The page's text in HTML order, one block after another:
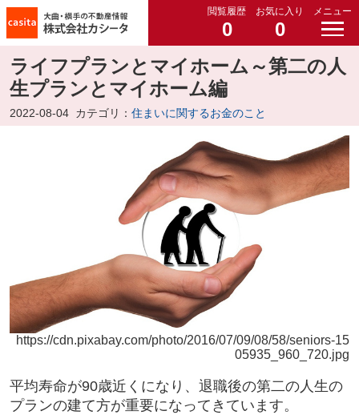
閲覧履歴
0
お気に入り
0
メニュー
ライフプランとマイホーム～第二の人
生プランとマイホーム編
2022-08-04 カテゴリ： 住まいに関するお金のこと
https://cdn.pixabay.com/photo/2016/07/09/08/58/seniors-15
05935_960_720.jpg
平均寿命が90歳近くになり、退職後の第二の人生の
プランの建て方が重要になってきています。